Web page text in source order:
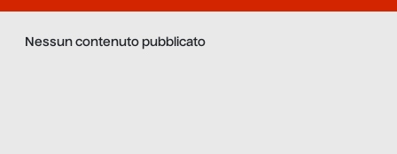
Nessun contenuto pubblicato